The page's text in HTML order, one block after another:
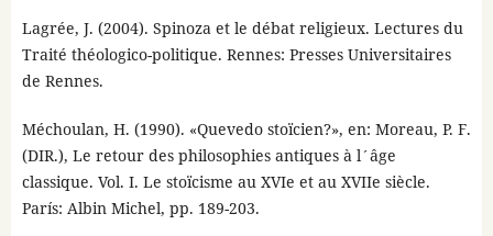
Lagrée, J. (2004). Spinoza et le débat religieux. Lectures du
Traité théologico-politique. Rennes: Presses Universitaires
de Rennes.
Méchoulan, H. (1990). «Quevedo stoïcien?», en: Moreau, P. F.
(DIR.), Le retour des philosophies antiques à l´âge
classique. Vol. I. Le stoïcisme au XVIe et au XVIIe siècle.
París: Albin Michel, pp. 189-203.